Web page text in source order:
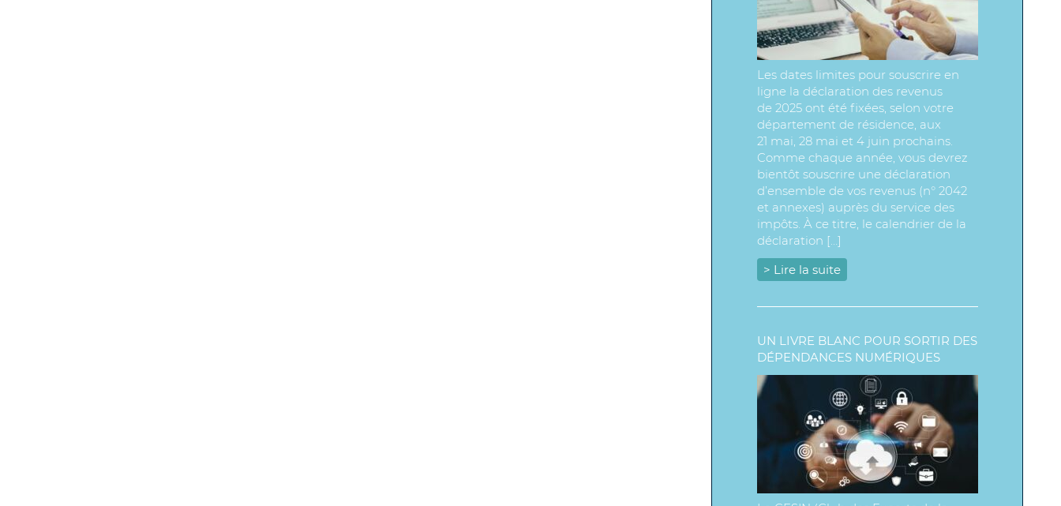
Les dates limites pour souscrire en
ligne la déclaration des revenus
de 2025 ont été fixées, selon votre
département de résidence, aux
21 mai, 28 mai et 4 juin prochains.
Comme chaque année, vous devrez
bientôt souscrire une déclaration
d’ensemble de vos revenus (n° 2042
et annexes) auprès du service des
impôts. À ce titre, le calendrier de la
déclaration […]
> Lire la suite
UN LIVRE BLANC POUR SORTIR DES
DÉPENDANCES NUMÉRIQUES